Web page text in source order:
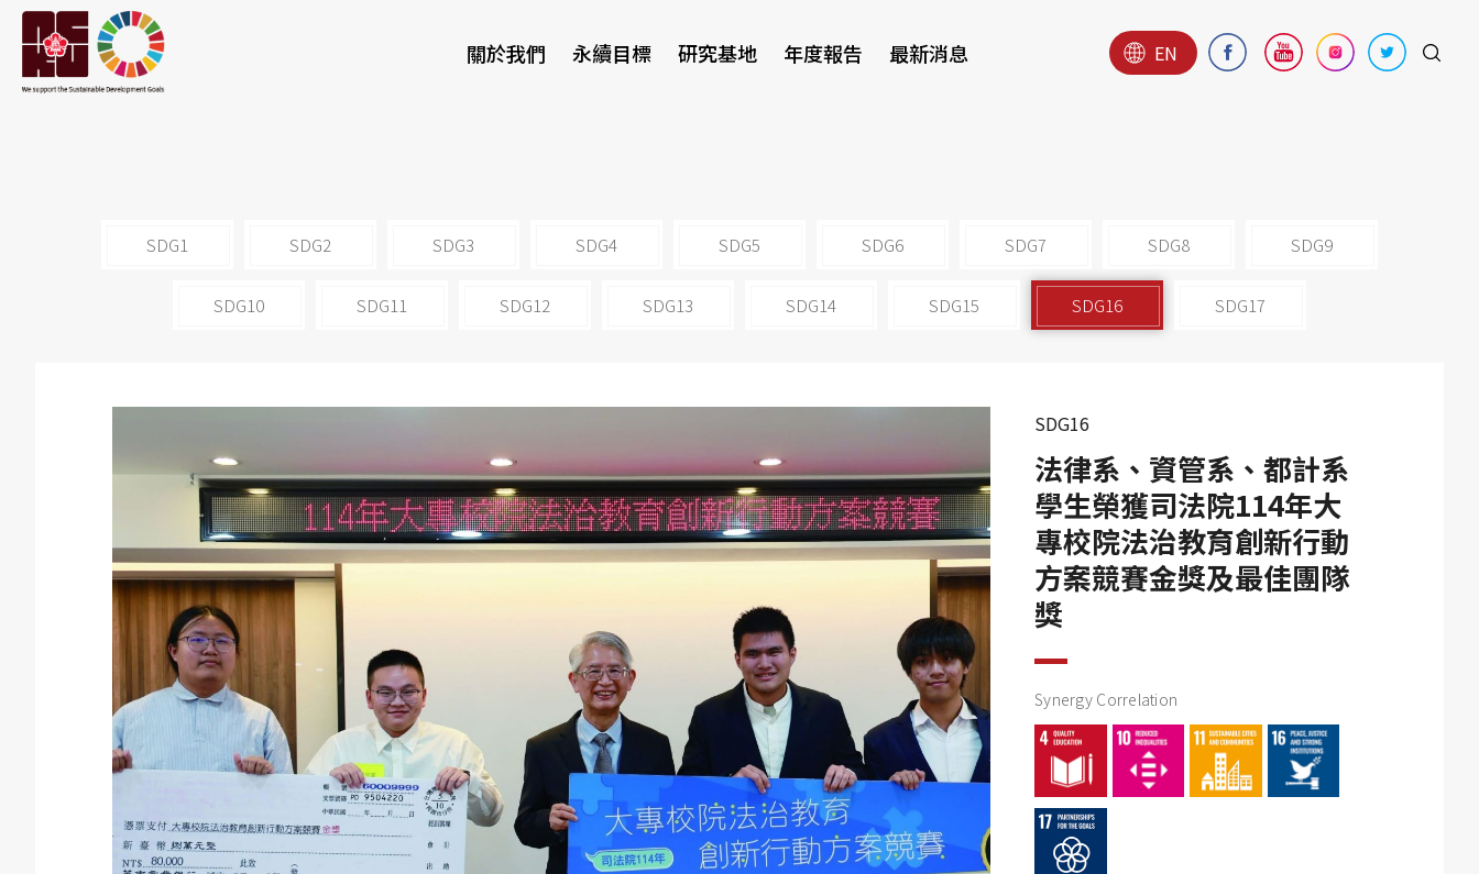
關於我們 永續目標 研究基地 年度報告 最新消息 EN
SDG1 SDG2 SDG3 SDG4 SDG5 SDG6 SDG7 SDG8 SDG9
SDG10 SDG11 SDG12 SDG13 SDG14 SDG15 SDG16 SDG17
SDG16
法律系、資管系、都計系
學生榮獲司法院114年大
專校院法治教育創新行動
方案競賽金獎及最佳團隊
獎
Synergy Correlation